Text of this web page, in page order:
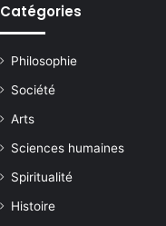
Catégories
Philosophie
Société
Arts
Sciences humaines
Spiritualité
Histoire